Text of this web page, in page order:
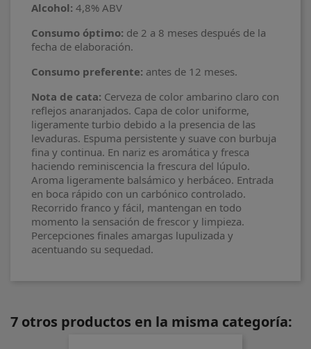
Alcohol: 4,8% ABV
Consumo óptimo: de 2 a 8 meses después de la
fecha de elaboración.
Consumo preferente: antes de 12 meses.
Nota de cata: Cerveza de color ambarino claro con
reflejos anaranjados. Capa de color uniforme,
ligeramente turbio debido a la presencia de las
levaduras. Espuma persistente y suave con burbuja
fina y continua. En nariz es aromática y fresca
haciendo reminiscencia la frescura del lúpulo.
Aroma ligeramente balsámico y herbáceo. Entrada
en boca rápido con un carbónico controlado.
Recorrido franco y fácil, mantengan en todo
momento la sensación de frescor y limpieza.
Percepciones finales amargas lupulizada y
acentuando su sequedad.
7 otros productos en la misma categoría: